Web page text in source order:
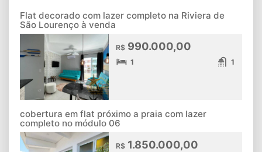
Flat decorado com lazer completo na Riviera de
São Lourenço à venda
R$ 990.000,00
1 1
cobertura em flat próximo a praia com lazer
completo no módulo 06
R$ 1.850.000,00